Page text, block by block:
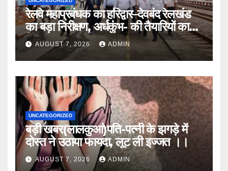
रेलवे महाप्रबंधक का हरिद्वार–देवबंद रेलखंड
का बड़ा निरीक्षण, अर्धकुंभ- की तैयारियों का
लिया जायजा
AUGUST 7, 2026 ADMIN
UNCATEGORIZED
बड़ी खबर(लालकुआं)पति-पत्नी के झगड़े में
दोस्त ने उठाया फायदा, लूट ली इज्जत ।।
AUGUST 7, 2026 ADMIN